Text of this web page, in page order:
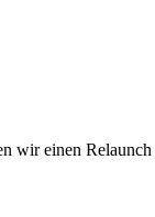
wir einen